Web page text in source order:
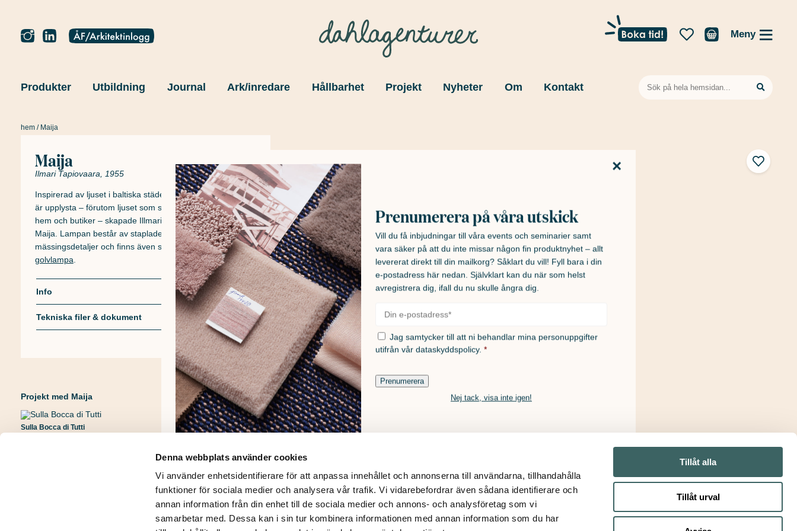
Denna webbplats använder cookies
Vi använder enhetsidentifierare för att anpassa innehållet och annonserna till användarna, tillhandahålla
funktioner för sociala medier och analysera vår trafik. Vi vidarebefordrar även sådana identifierare och
annan information från din enhet till de sociala medier och annons- och analysföretag som vi
samarbetar med. Dessa kan i sin tur kombinera informationen med annan information som du har
Tillåt alla
Tillåt urval
Meny
Produkter Utbildning Journal Ark/inredare Hållbarhet Projekt Nyheter Om Kontakt
efter:
hem / Maija
Maija
Ilmari Tapiovaara, 1955
Inspirerad av ljuset i baltiska städer, där gatorna knappt
är upplysta – förutom ljuset som strålar genom fönstren i
hem och butiker – skapade Illmari Tapiovaara serien
Maija. Lampan består av staplade metallskivor med
mässingsdetaljer och finns även sombordslampaoch
golvlampa
Info
Tekniska filer & dokument
Projekt med Maija
Sulla Bocca di Tutti
© 2026
×
Prenumerera på våra utskick
Vill du få inbjudningar till våra events och seminarier samt
vara säker på att du inte missar någon fin produktnyhet – allt
levererat direkt till din mailkorg? Såklart du vill! Fyll bara i din
e-postadress här nedan. Självklart kan du när som helst
avregistrera dig, ifall du nu skulle ångra dig.
post *
Samtycke *
Jag samtycker till att ni behandlar mina personuppgifter
utifrån vår dataskyddspolicy. *
Prenumerera
Nej tack, visa inte igen!